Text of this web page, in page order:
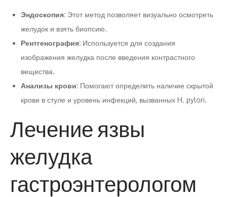
Эндоскопия: Этот метод позволяет визуально осмотреть
желудок и взять биопсию.
Рентгенография: Используется для создания
изображения желудка после введения контрастного
вещества.
Анализы крови: Помогают определить наличие скрытой
крови в стуле и уровень инфекций, вызванных H. pylori.
Лечение язвы
желудка
гастроэнтерологом